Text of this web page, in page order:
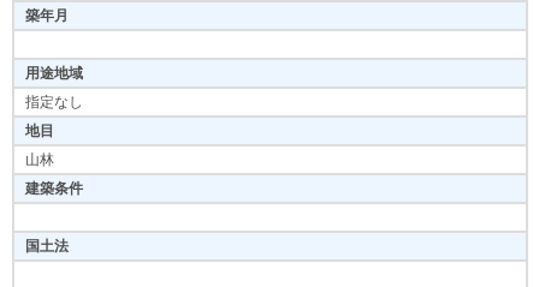
築年月
用途地域
指定なし
地目
山林
建築条件
国土法